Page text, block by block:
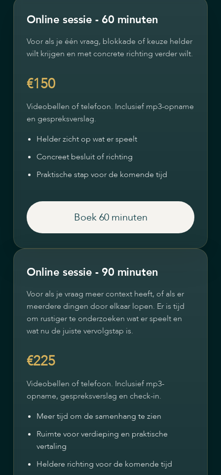
Online sessie - 60 minuten
Voor als je één vraag, blokkade of keuze helder
wilt krijgen en met concrete richting verder wilt.
€150
Videobellen of telefoon. Inclusief mp3-opname
en gespreksverslag.
Helder zicht op wat er speelt
Concreet besluit of richting
Praktische stap voor de komende tijd
Boek 60 minuten
Online sessie - 90 minuten
Voor als je vraag meer context heeft, of als er
meerdere dingen door elkaar lopen. Er is tijd
om rustiger te onderzoeken wat er speelt en
wat nu de juiste vervolgstap is.
€225
Videobellen of telefoon. Inclusief mp3-
opname, gespreksverslag en check-in.
Meer tijd om de samenhang te zien
Ruimte voor verdieping en praktische
vertaling
Heldere richting voor de komende tijd